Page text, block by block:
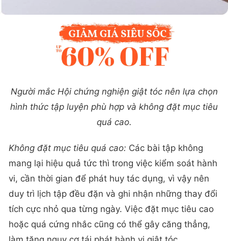
Người mắc Hội chứng nghiện giật tóc nên lựa chọn
hình thức tập luyện phù hợp và không đặt mục tiêu
quá cao.
Không đặt mục tiêu quá cao: Các bài tập không
mang lại hiệu quả tức thì trong việc kiểm soát hành
vi, cần thời gian để phát huy tác dụng, vì vậy nên
duy trì lịch tập đều đặn và ghi nhận những thay đổi
tích cực nhỏ qua từng ngày. Việc đặt mục tiêu cao
hoặc quá cứng nhắc cũng có thể gây căng thẳng,